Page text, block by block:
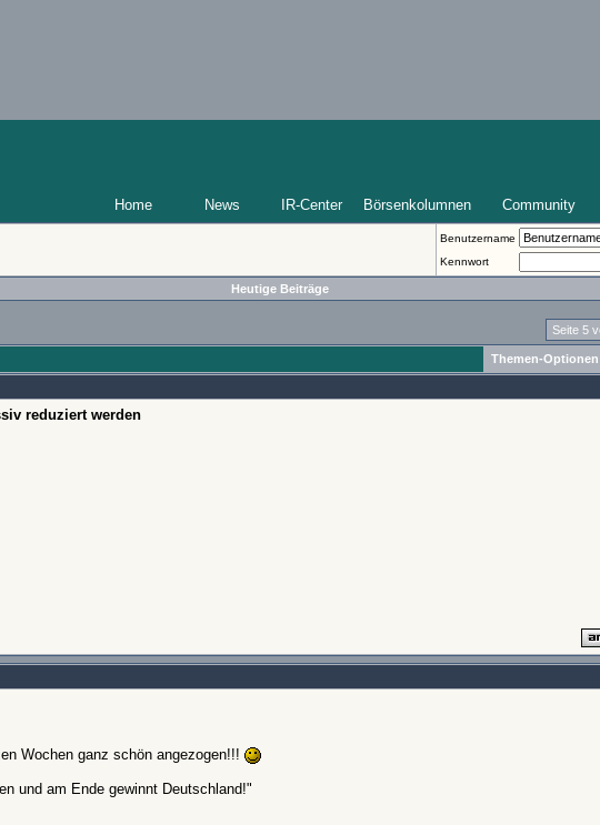
Home News IR-Center Börsenkolumnen Community
Benutzername
Kennwort
Heutige Beiträge
Seite 5
Themen-Optionen
reduziert werden
Wochen ganz schön angezogen!!!
und am Ende gewinnt Deutschland!"